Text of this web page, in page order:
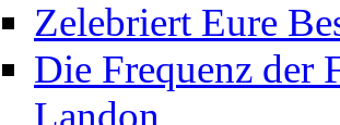
Zelebriert Eure
Die Frequenz der
Landon